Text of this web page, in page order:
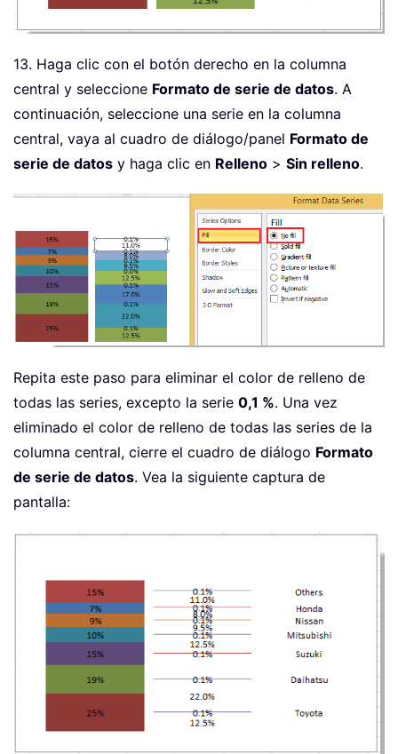
13. Haga clic con el botón derecho en la columna
central y seleccione Formato de serie de datos. A
continuación, seleccione una serie en la columna
central, vaya al cuadro de diálogo/panel Formato de
serie de datos y haga clic en Relleno > Sin relleno.
Repita este paso para eliminar el color de relleno de
todas las series, excepto la serie 0,1 %. Una vez
eliminado el color de relleno de todas las series de la
columna central, cierre el cuadro de diálogo Formato
de serie de datos. Vea la siguiente captura de
pantalla: